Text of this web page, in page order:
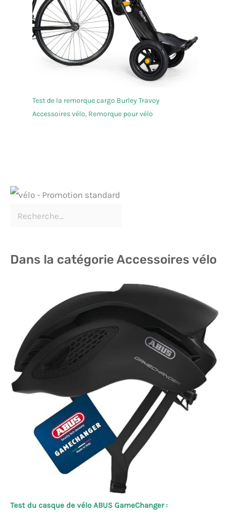
Test de la remorque cargo Burley Travoy
Accessoires vélo, Remorque pour vélo
Dans la catégorie Accessoires vélo
Test du casque de vélo ABUS GameChanger :